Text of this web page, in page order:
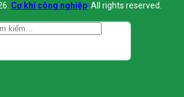
Cơ khí công nghiệp. All rights reserved.